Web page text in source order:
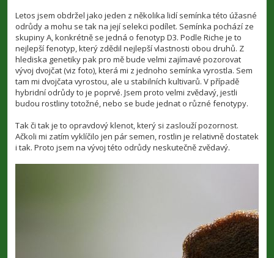
Letos jsem obdržel jako jeden z několika lidí semínka této úžasné
odrůdy a mohu se tak na její selekci podílet. Semínka pochází ze
skupiny A, konkrétně se jedná o fenotyp D3. Podle Riche je to
nejlepší fenotyp, který zdědil nejlepší vlastnosti obou druhů. Z
hlediska genetiky pak pro mě bude velmi zajímavé pozorovat
vývoj dvojčat (viz foto), která mi z jednoho semínka vyrostla. Sem
tam mi dvojčata vyrostou, ale u stabilních kultivarů. V případě
hybridní odrůdy to je poprvé. Jsem proto velmi zvědavý, jestli
budou rostliny totožné, nebo se bude jednat o různé fenotypy.
Tak či tak je to opravdový klenot, který si zaslouží pozornost.
Ačkoli mi zatím vyklíčilo jen pár semen, rostlin je relativně dostatek
i tak. Proto jsem na vývoj této odrůdy neskutečně zvědavý.